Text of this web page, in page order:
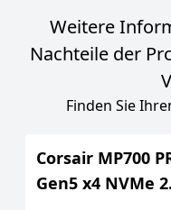
Weitere
Nachteile der
Finden Sie
Corsair MP700
Gen5 x4 NVMe